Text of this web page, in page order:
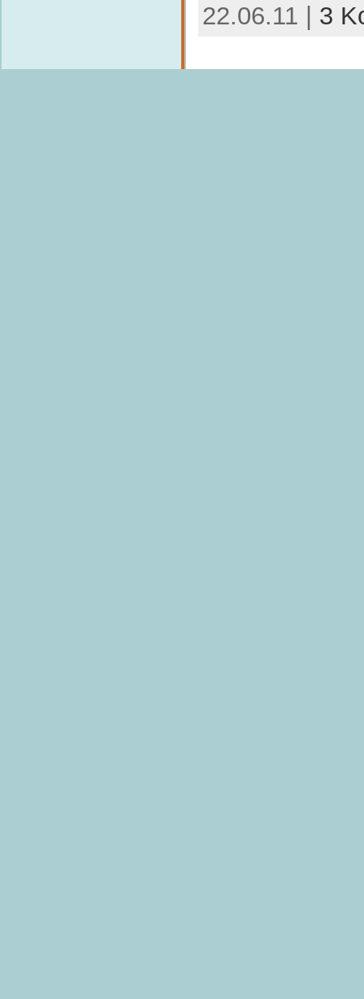
22.06.11 | 3